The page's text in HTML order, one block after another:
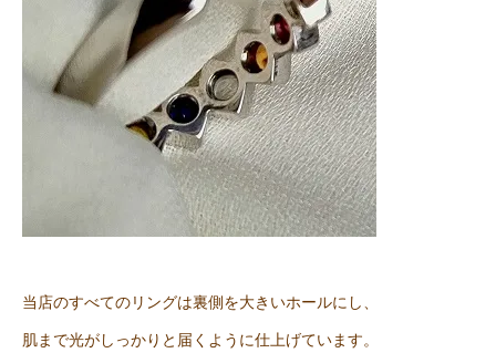
当店のすべてのリングは裏側を大きいホールにし、
肌まで光がしっかりと届くように仕上げています。